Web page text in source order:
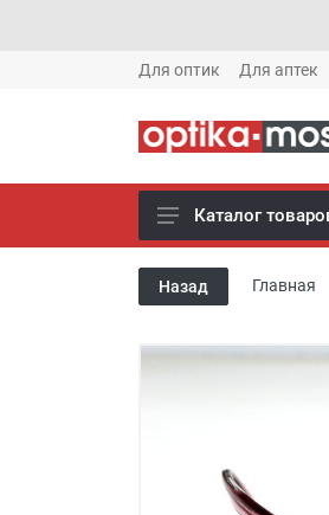
Для оптик Для аптек
Новое готовые очки
Новое солнце (1613)
Готовые очки (3769)
Известные бренды
Каталог
Назад Главная